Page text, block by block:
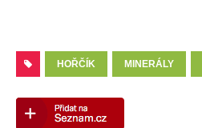
HOŘČÍK MINERÁLY